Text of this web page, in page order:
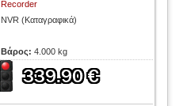
Recorder
NVR (Καταγραφικά)
Βάρος:4.000 kg